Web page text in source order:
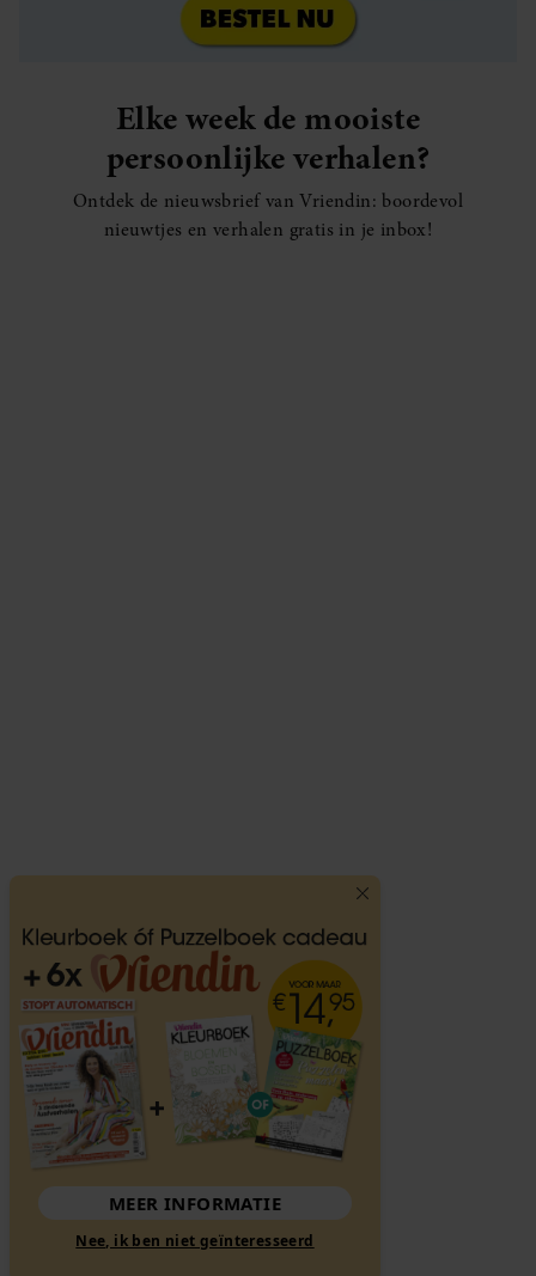
Elke week de mooiste
persoonlijke verhalen?
Ontdek de nieuwsbrief van Vriendin: boordevol
nieuwtjes en verhalen gratis in je inbox!
MEER INFORMATIE
Nee, ik ben niet geïnteresseerd